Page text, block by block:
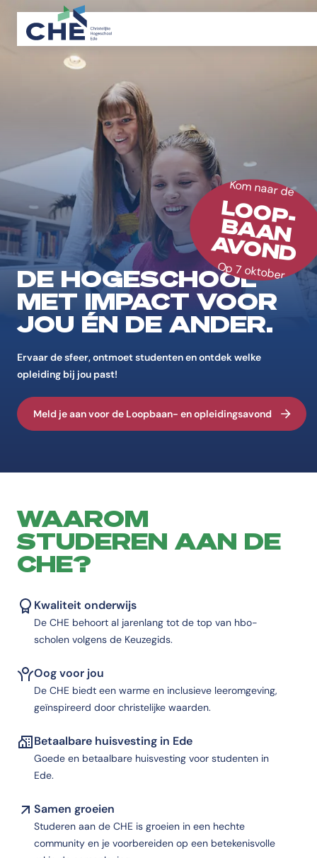
DE HOGESCHOOL
MET IMPACT VOOR
JOU ÉN DE ANDER.
Ervaar de sfeer, ontmoet studenten en ontdek welke
opleiding bij jou past!
Meld je aan voor de Loopbaan- en opleidingsavond
Kom naar de
LOOP-
BAAN
AVOND
Op 7 oktober
WAAROM
STUDEREN AAN DE
CHE?
Kwaliteit onderwijs
De CHE behoort al jarenlang tot de top van hbo-
scholen volgens de Keuzegids.
Oog voor jou
De CHE biedt een warme en inclusieve leeromgeving,
geïnspireerd door christelijke waarden.
Betaalbare huisvesting in Ede
Goede en betaalbare huisvesting voor studenten in
Ede.
Samen groeien
Studeren aan de CHE is groeien in een hechte
community en je voorbereiden op een betekenisvolle